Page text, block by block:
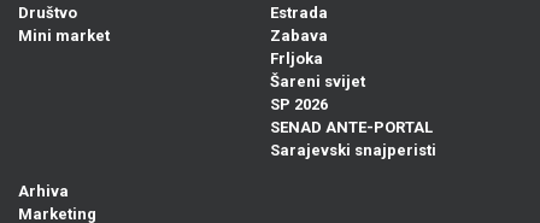
Društvo
Mini market
Estrada
Zabava
Frljoka
Šareni svijet
SP 2026
SENAD ANTE-PORTAL
Sarajevski snajperisti
Arhiva
Marketing